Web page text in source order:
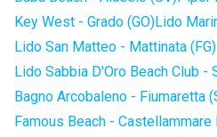
Key West - Grado (GO)Lido
Lido San Matteo - Mattinata (FG)
Lido Sabbia D'Oro Beach Club -
Bagno Arcobaleno - Fiumaretta
Famous Beach - Castellammare